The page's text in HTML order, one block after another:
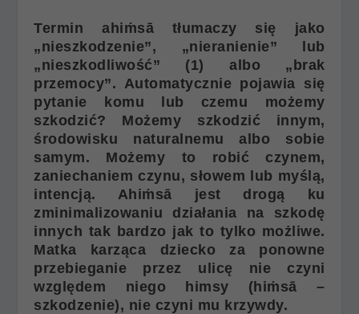
Terminahiṁsā tłumaczy się jako
„nieszkodzenie”, „nieranienie” lub
„nieszkodliwość” (1) albo „brak
przemocy”. Automatycznie pojawia się
pytanie komu lub czemu możemy
szkodzić? Możemy szkodzić innym,
środowisku naturalnemu albo sobie
samym. Możemy to robić czynem,
zaniechaniem czynu, słowem lub myślą,
intencją. Ahiṁsā jest drogą ku
zminimalizowaniu działania na szkodę
innych tak bardzo jak to tylko możliwe.
Matka karząca dziecko za ponowne
przebieganie przez ulicę nie czyni
względem niego himsy (hiṁsā –
szkodzenie), nie czyni mu krzywdy.